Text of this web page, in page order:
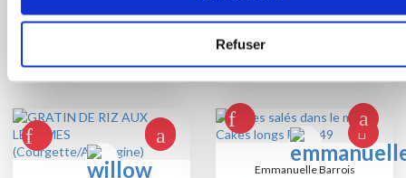
Refuser
Emmanuelle Barrois